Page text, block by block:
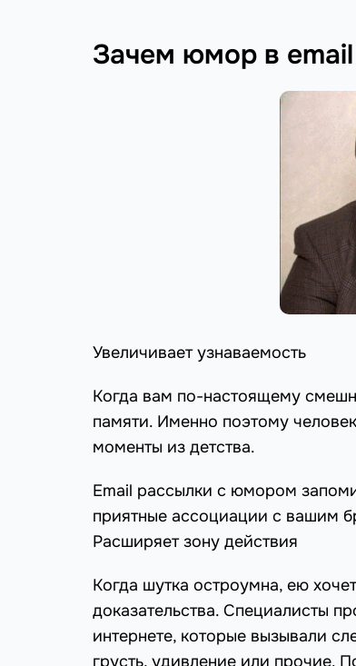
Зачем юмор в
Увеличивает узнаваемость
Когда вам по-настоящему
памяти. Именно поэтому
моменты из детства.
Email рассылки с юмором
приятные ассоциации с вашим
Расширяет зону действия
Когда шутка остроумна, ею
доказательства. Специалисты
интернете, которые вызывали
грусть, удивление или прочие.